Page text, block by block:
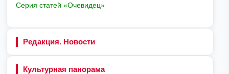
Серия статей «Очевидец»
Редакция. Новости
Культурная панорама